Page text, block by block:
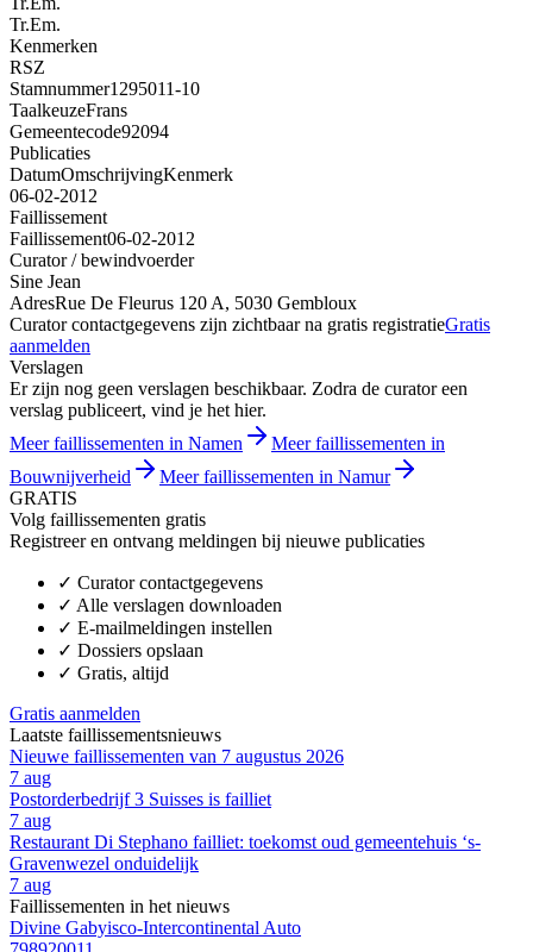
Tr.Em.
Kenmerken
RSZ
Stamnummer1295011-10
TaalkeuzeFrans
Gemeentecode92094
Publicaties
DatumOmschrijvingKenmerk
06-02-2012
Faillissement
Faillissement06-02-2012
Curator / bewindvoerder
Sine Jean
AdresRue De Fleurus 120 A, 5030 Gembloux
Curator contactgegevens zijn zichtbaar na gratis registratieGratis
aanmelden
Verslagen
Er zijn nog geen verslagen beschikbaar. Zodra de curator een
verslag publiceert, vind je het hier.
Meer faillissementen in Namen
Meer faillissementen in
Bouwnijverheid
Meer faillissementen in Namur
GRATIS
Volg faillissementen gratis
Registreer en ontvang meldingen bij nieuwe publicaties
✓ Curator contactgegevens
✓ Alle verslagen downloaden
✓ E-mailmeldingen instellen
✓ Dossiers opslaan
✓ Gratis, altijd
Gratis aanmelden
Laatste faillissementsnieuws
Nieuwe faillissementen van 7 augustus 2026
7 aug
Postorderbedrijf 3 Suisses is failliet
7 aug
Restaurant Di Stephano failliet: toekomst oud gemeentehuis ‘s-
Gravenwezel onduidelijk
7 aug
Faillissementen in het nieuws
Divine Gabyisco-Intercontinental Auto